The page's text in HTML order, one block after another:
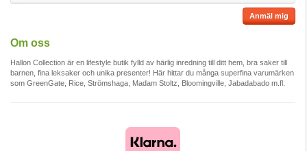
Anmäl mig
Om oss
Hallon Collection är en lifestyle butik fylld av härlig inredning till ditt hem, bra saker till
barnen, fina leksaker och unika presenter! Här hittar du många superfina varumärken
som GreenGate, Rice, Strömshaga, Madam Stoltz, Bloomingville, Jabadabado m.fl.